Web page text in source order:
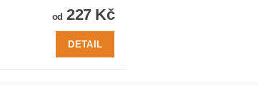
od 227 Kč
DETAIL